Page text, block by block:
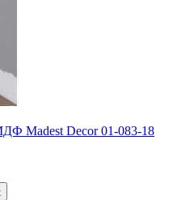
Madest Decor 01-083-18